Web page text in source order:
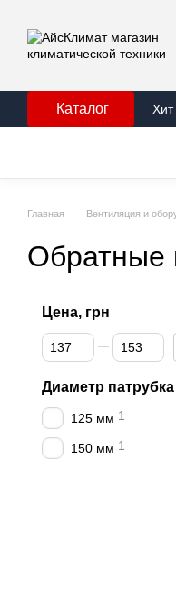
Каталог Хит
Главная Вентиляция и
Обратные
Цена, грн
От Цена, грн
До Цена, грн
Диаметр патрубка
125 мм 1
150 мм 1